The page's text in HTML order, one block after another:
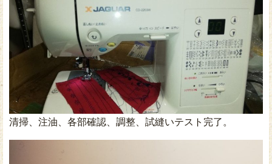
清掃、注油、各部確認、調整、試縫いテスト完了。